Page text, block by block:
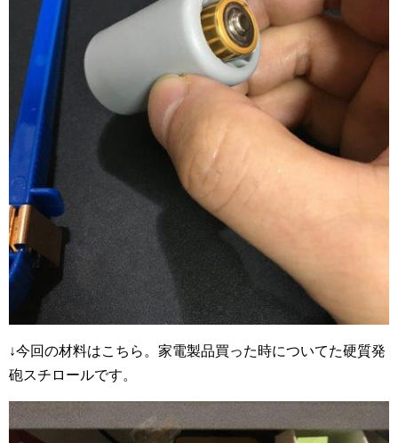
↓今回の材料はこちら。家電製品買った時についてた硬質発
砲スチロールです。